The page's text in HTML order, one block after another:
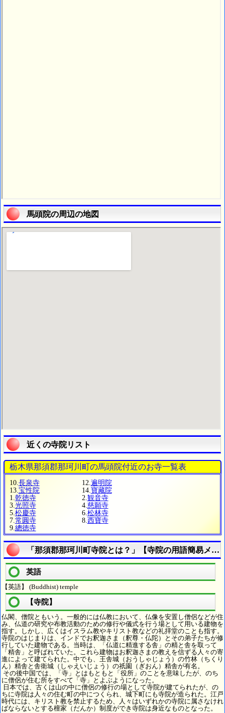
馬頭院の周辺の地図
近くの寺院リスト
栃木県那須郡那珂川町の馬頭院付近のお寺一覧表
10. 長泉寺 12. 遍明院
13. 宝性院 14. 寶藏院
1. 乾徳寺 2. 観音寺
3. 光照寺 4. 慈願寺
5. 松慶寺 6. 松林寺
7. 常圓寺 8. 西寶寺
9. 總徳寺
「那須郡那珂川町寺院とは？」【寺院の用語簡易メモ
英語
【英語】 (Buddhist) temple
【寺院】
仏閣、僧院ともいう。一般的には仏教において、仏像を安置し僧侶などが住
み、仏道の研究や布教活動のための修行や儀式を行う場として用いる建物を
指す。しかし、広くはイスラム教やキリスト教などの礼拝堂のことも指す。
寺院のはじまりは、インドでお釈迦さま（釈尊・仏陀）とその弟子たちが修
行していた建物である。当時は、「仏道に精進する舎」の精と舎を取って
「精舎」と呼ばれていた。これら建物はお釈迦さまの教えを信ずる人々の寄
進によって建てられた。中でも、王舎城（おうしゃじょう）の竹林（ちくり
ん）精舎と舎衛城（しゃえいじょう）の祇園（ぎおん）精舎が有名。
その後中国では、「寺」とはもともと「役所」のことを意味したが、のち
に僧侶が住む所をすべて「寺」とよぶようになった。
日本では、古くは山の中に僧侶の修行の場として寺院が建てられたが、の
ちに寺院は人々の住む町の中につくられ、城下町にも寺院が造られた。江戸
時代には、キリスト教を禁止するため、人々はいずれかの寺院に属さなけれ
ばならないとする檀家（だんか）制度ができ寺院は身近なものとなった。